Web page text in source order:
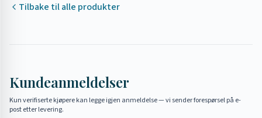
Tilbake til alle produkter
Kundeanmeldelser
Kun verifiserte kjøpere kan legge igjen anmeldelse — vi sender forespørsel på e-
post etter levering.